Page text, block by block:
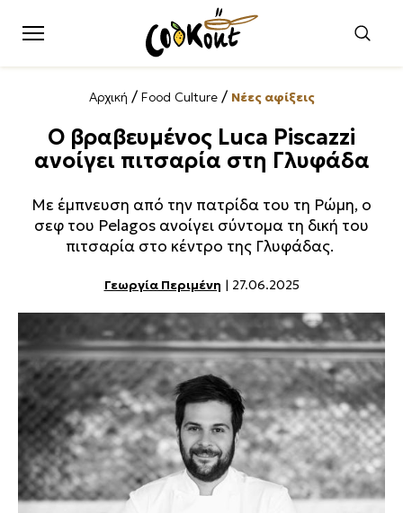
Αρχική / Food Culture/ Νέες αφίξεις
O βραβευμένος Luca Piscazzi
ανοίγει πιτσαρία στη Γλυφάδα
Με έμπνευση από την πατρίδα του τη Ρώμη, ο
σεφ του Pelagos ανοίγει σύντομα τη δική του
πιτσαρία στο κέντρο της Γλυφάδας.
Γεωργία Περιμένη | 27.06.2025